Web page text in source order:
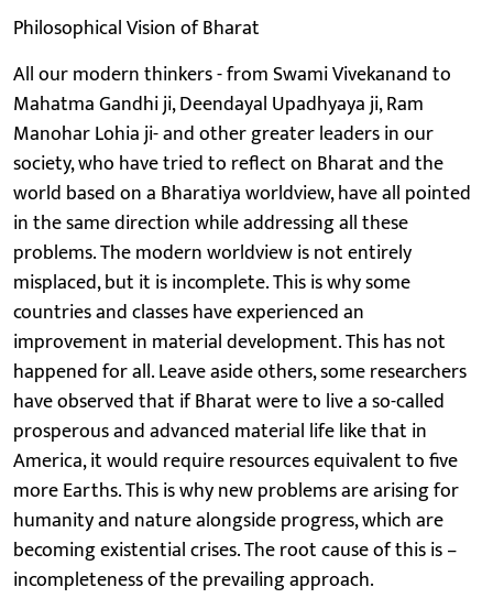
Philosophical Vision of Bharat
All our modern thinkers - from Swami Vivekanand to
Mahatma Gandhi ji, Deendayal Upadhyaya ji, Ram
Manohar Lohia ji- and other greater leaders in our
society, who have tried to reflect on Bharat and the
world based on a Bharatiya worldview, have all pointed
in the same direction while addressing all these
problems. The modern worldview is not entirely
misplaced, but it is incomplete. This is why some
countries and classes have experienced an
improvement in material development. This has not
happened for all. Leave aside others, some researchers
have observed that if Bharat were to live a so-called
prosperous and advanced material life like that in
America, it would require resources equivalent to five
more Earths. This is why new problems are arising for
humanity and nature alongside progress, which are
becoming existential crises. The root cause of this is –
incompleteness of the prevailing approach.